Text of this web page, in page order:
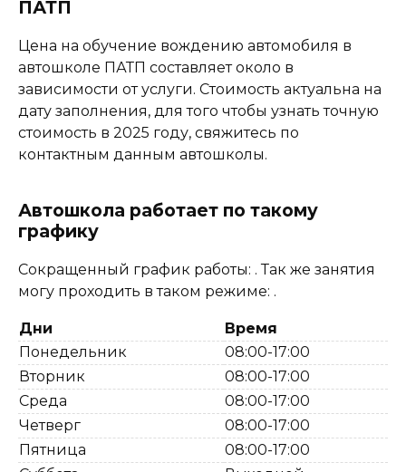
ПАТП
Цена на обучение вождению автомобиля в
автошколе ПАТП составляет около в
зависимости от услуги. Стоимость актуальна на
дату заполнения, для того чтобы узнать точную
стоимость в 2025 году, свяжитесь по
контактным данным автошколы.
Автошкола работает по такому
графику
Сокращенный график работы: . Так же занятия
могу проходить в таком режиме: .
Дни
Время
Понедельник
08:00-17:00
Вторник
08:00-17:00
Среда
08:00-17:00
Четверг
08:00-17:00
Пятница
08:00-17:00